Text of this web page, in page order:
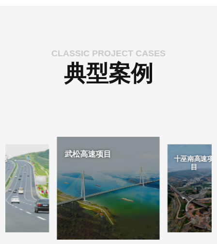
CLASSIC PROJECT CASES
典型案例
武松高速项目
十巫南高速项
目